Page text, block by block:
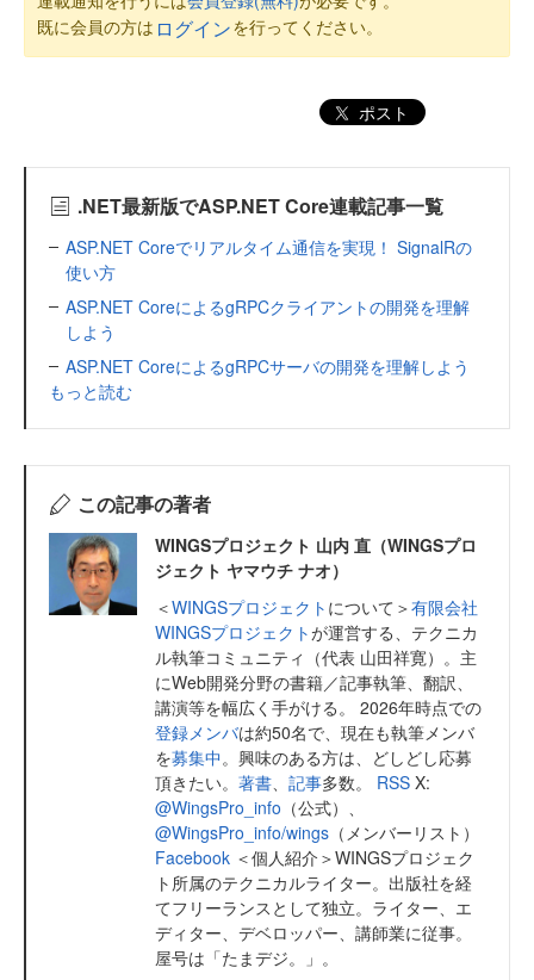
既に会員の方は ログインを行ってください。
ポスト
.NET最新版でASP.NET Core連載記事一覧
ASP.NET Coreでリアルタイム通信を実現！ SignalRの
使い方
ASP.NET CoreによるgRPCクライアントの開発を理解
しよう
ASP.NET CoreによるgRPCサーバの開発を理解しよう
もっと読む
この記事の著者
WINGSプロジェクト 山内 直（WINGSプロ
ジェクト ヤマウチ ナオ）
＜WINGSプロジェクト について＞有限会社
WINGSプロジェクトが運営する、テクニカ
ル執筆コミュニティ（代表 山田祥寛）。主
にWeb開発分野の書籍／記事執筆、翻訳、
講演等を幅広く手がける。 2026年時点での
登録メンバは約50名で、現在も執筆メンバ
を募集中。興味のある方は、どしどし応募
頂きたい。 著書 記事多数。 RSS X:
@WingsPro_info （公式）、
@WingsPro_info/wings （メンバーリスト）
Facebook ＜個人紹介＞WINGSプロジェク
ト所属のテクニカルライター。出版社を経
てフリーランスとして独立。ライター、エ
ディター、デベロッパー、講師業に従事。
屋号は「たまデジ。」。